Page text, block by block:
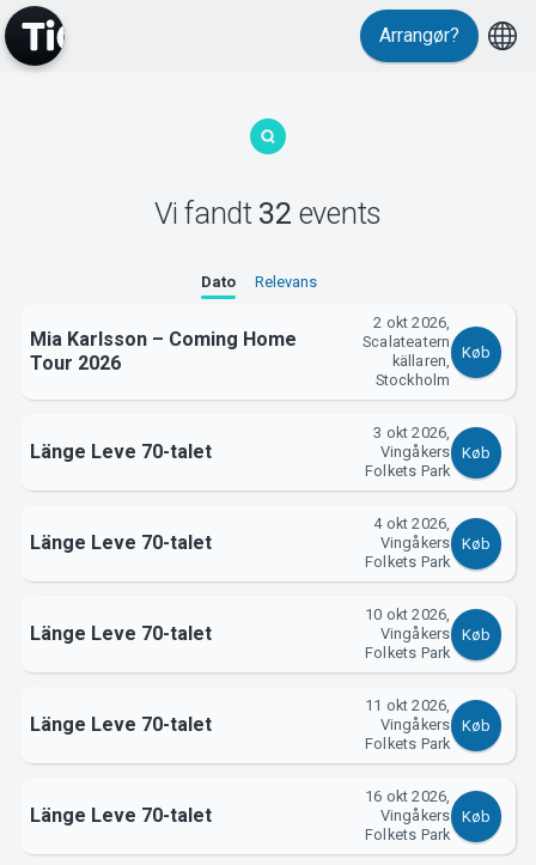
MyTickster
Support
Om Tickster
Arrangør?
Vi fandt 32 events
Dato Relevans
Mia Karlsson – Coming Home
Tour 2026
2 okt 2026,
Scalateatern
källaren,
Stockholm
Køb
Länge Leve 70-talet
3 okt 2026,
Vingåkers
Folkets Park
Køb
Länge Leve 70-talet
4 okt 2026,
Vingåkers
Folkets Park
Køb
Länge Leve 70-talet
10 okt 2026,
Vingåkers
Folkets Park
Køb
Länge Leve 70-talet
11 okt 2026,
Vingåkers
Folkets Park
Køb
Länge Leve 70-talet
16 okt 2026,
Vingåkers
Folkets Park
Køb